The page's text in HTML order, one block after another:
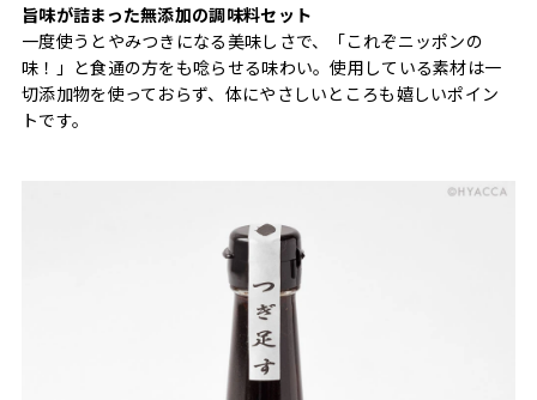
旨味が詰まった無添加の調味料セット
一度使うとやみつきになる美味しさで、「これぞニッポンの
味！」と食通の方をも唸らせる味わい。使用している素材は一
切添加物を使っておらず、体にやさしいところも嬉しいポイン
トです。